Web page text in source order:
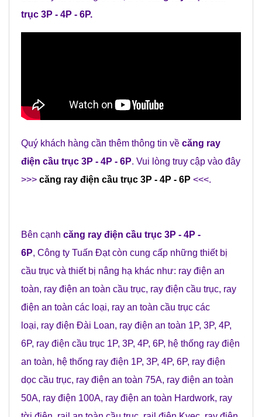
trục 3P - 4P - 6P.
Quý khách hàng cần thêm thông tin về căng ray
điện cầu trục 3P - 4P - 6P. Vui lòng truy cập vào đây
>>> căng ray điện cầu trục 3P - 4P - 6P <<<.
Bên cạnh căng ray điện cầu trục 3P - 4P -
6P, Công ty Tuấn Đạtcòn cung cấp những thiết bị
cầu trục và thiết bị nâng hạ khác như: ray điện an
toàn, ray điện an toàn cầu trục, ray điện cầu trục, ray
điện an toàn các loại, ray an toàn cầu trục các
loại, ray điện Đài Loan, ray điện an toàn 1P, 3P, 4P,
6P, ray điện cầu trục 1P, 3P, 4P, 6P, hệ thống ray điện
an toàn, hệ thống ray điện 1P, 3P, 4P, 6P, ray điện
dọc cầu trục, ray điện an toàn 75A, ray điện an toàn
50A, ray điện 100A, ray điện an toàn Hardwork, ray